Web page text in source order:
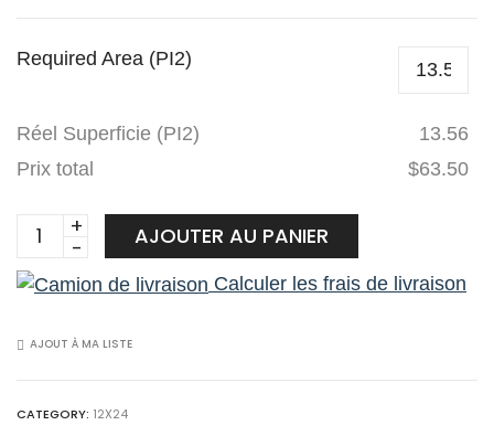
Required Area (PI2)
Réel Superficie (PI2)
13.56
Prix total
$63.50
Planchers
Céramique
564351520
12x24
AJOUTER AU PANIER
Calculer les frais de livraison
AJOUT À MA LISTE
CATEGORY: 12X24